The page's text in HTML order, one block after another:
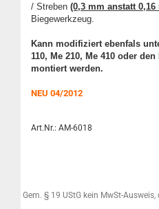
/ Streben (0,3 mm anstatt 0,16
Biegewerkzeug.
Kann modifiziert ebenfals
110, Me 210, Me 410 oder
montiert werden.
NEU 04/2012
Art.Nr.: AM-6018
Gem. § 19 UStG kein MwSt-